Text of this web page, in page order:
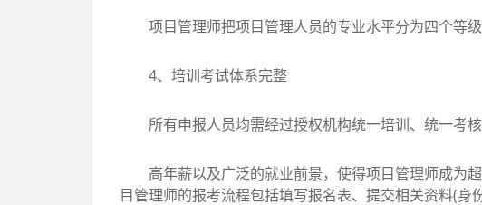
项目管理师把项目管理人员的专业水平分为四个等级
4、培训考试体系完整
所有申报人员均需经过授权机构统一培训、统一考核
高年薪以及广泛的就业前景，使得项目管理师成为超
目管理师的报考流程包括填写报名表、提交相关资料(